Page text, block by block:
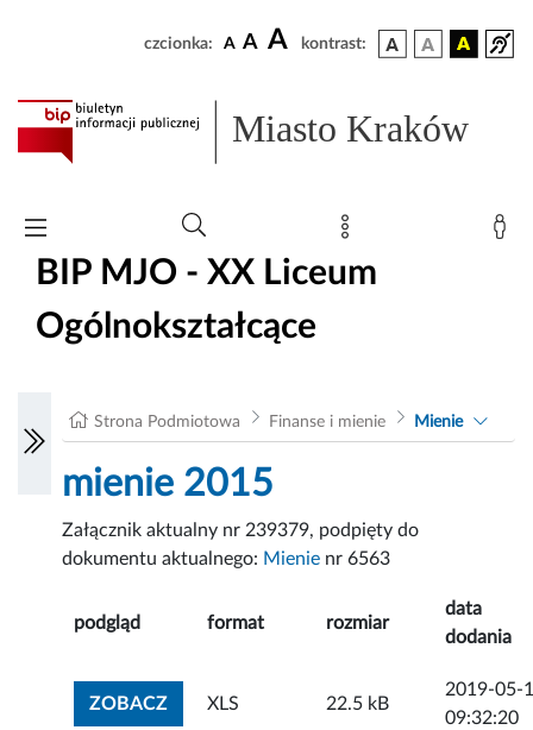
czcionka: A A A kontrast:
Miasto Kraków
BIP MJO - XX Liceum
Ogólnokształcące
Strona Podmiotowa Finanse i mienie Mienie
mienie 2015
Załącznik aktualny nr 239379, podpięty do
dokumentu aktualnego: Mienie nr 6563
podgląd format rozmiar
data
dodania
ZOBACZZOBACZ ZAŁĄCZNIK
XLS 22.5 kB
2019-05-
09:32:20